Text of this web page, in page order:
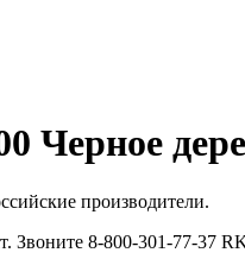
Черное
производители.
8-800-301-77-37